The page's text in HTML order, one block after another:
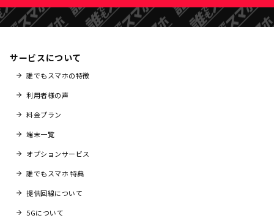
サービスについて
誰でもスマホの特徴
利用者様の声
料金プラン
端末一覧
オプションサービス
誰でもスマホ 特典
提供回線について
5Gについて